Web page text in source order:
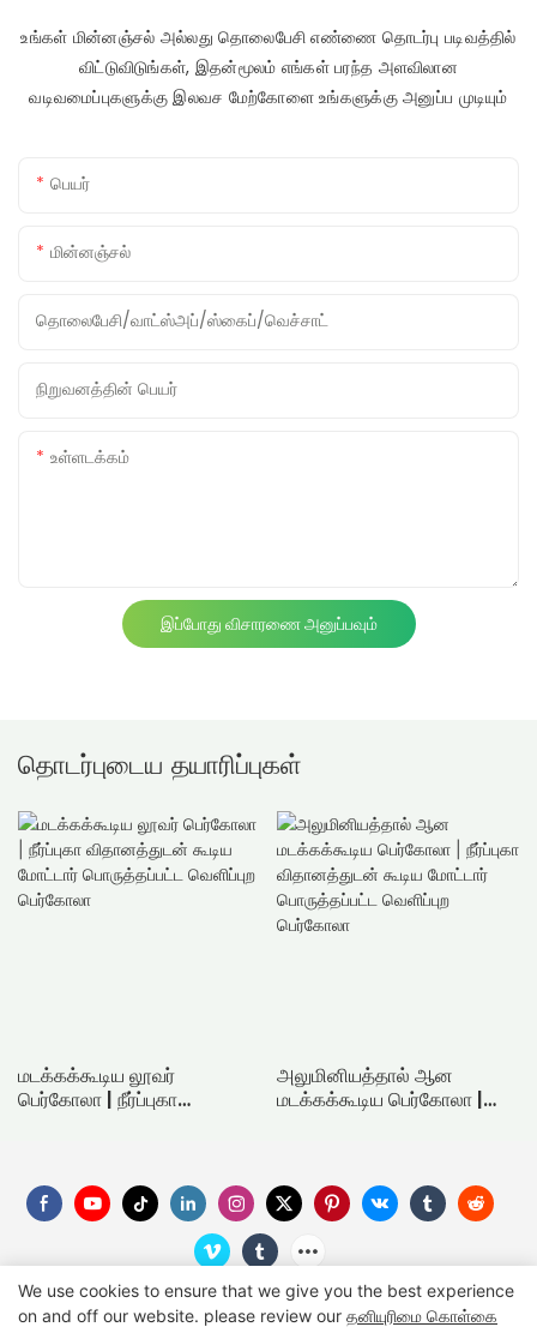
உங்கள் மின்னஞ்சல் அல்லது தொலைபேசி எண்ணை தொடர்பு படிவத்தில்
விட்டுவிடுங்கள், இதன்மூலம் எங்கள் பரந்த அளவிலான
வடிவமைப்புகளுக்கு இலவச மேற்கோளை உங்களுக்கு அனுப்ப முடியும்
பெயர்
மின்னஞ்சல்
தொலைபேசி/வாட்ஸ்அப்/ஸ்கைப்/வெச்சாட்
நிறுவனத்தின் பெயர்
உள்ளடக்கம்
இப்போது விசாரணை அனுப்பவும்
தொடர்புடைய தயாரிப்புகள்
மடக்கக்கூடிய லூவர்
பெர்கோலா | நீர்ப்புகா
அலுமினியத்தால் ஆன
மடக்கக்கூடிய பெர்கோலா |
We use cookies to ensure that we give you the best experience
on and off our website. please review our தனியுரிமை கொள்கை